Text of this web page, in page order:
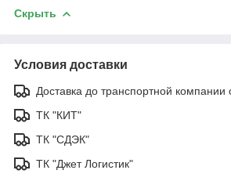
Скрыть
Условия доставки
Доставка до транспортной компании
ТК "КИТ"
ТК "СДЭК"
ТК "Джет Логистик"